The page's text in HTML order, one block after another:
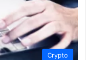
Crypto